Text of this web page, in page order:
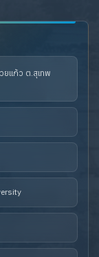
ยแก้ว ต.สุเทพ